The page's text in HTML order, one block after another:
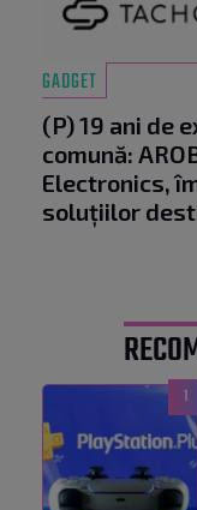
GADGET
(P) 19 ani de
comună:
Electronics,
soluțiilor
1